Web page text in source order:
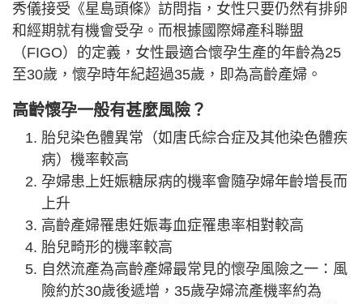
秀儀接受《星島頭條》訪問指，女性只要仍然有排卵
和經期就有機會受孕。而根據國際婦產科聯盟
（FIGO）的定義，女性最適合懷孕生產的年齡為25
至30歲，懷孕時年紀超過35歲，即為高齡產婦。
高齡懷孕一般有甚麼風險？
胎兒染色體異常（如唐氏綜合症及其他染色體疾
病）機率較高
孕婦患上妊娠糖尿病的機率會隨孕婦年齡增長而
上升
高齡產婦罹患妊娠毒血症罹患率相對較高
胎兒畸形的機率較高
自然流產為高齡產婦最常見的懷孕風險之一：風
險約於30歲後遞增，35歲孕婦流產機率約為